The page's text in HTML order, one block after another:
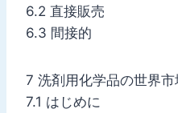
6.2 直接販売
6.3 間接的
7 洗剤用化学品の世界
7.1 はじめに